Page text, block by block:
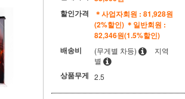
할인가격
＊사업자회원 : 81,928원
(2%할인) ＊일반회원 :
82,346원(1.5%할인)
배송비
(무게별 차등)
지역
별
상품무게 2.5